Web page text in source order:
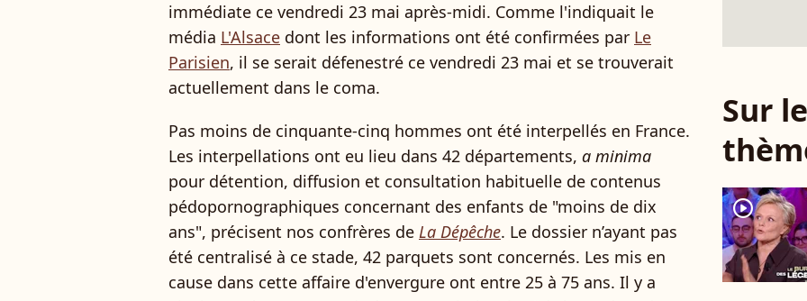
immédiate ce vendredi 23 mai après-midi. Comme l'indiquait le
média L'Alsace dont les informations ont été confirmées par Le
Parisien, il se serait défenestré ce vendredi 23 mai et se trouverait
actuellement dans le coma.
Pas moins de cinquante-cinq hommes ont été interpellés en France.
Les interpellations ont eu lieu dans 42 départements, a minima
pour détention, diffusion et consultation habituelle de contenus
pédopornographiques concernant des enfants de "moins de dix
ans", précisent nos confrères de La Dépêche. Le dossier n’ayant pas
été centralisé à ce stade, 42 parquets sont concernés. Les mis en
cause dans cette affaire d'envergure ont entre 25 à 75 ans. Il y a
Sur
player2